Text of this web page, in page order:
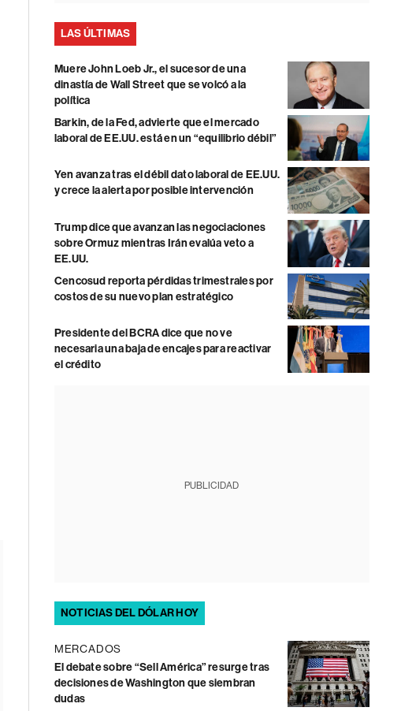
LAS ÚLTIMAS
Muere John Loeb Jr., el sucesor de una
dinastía de Wall Street que se volcó a la
política
Barkin, de la Fed, advierte que el mercado
laboral de EE.UU. está en un “equilibrio débil”
Yen avanza tras el débil dato laboral de EE.UU.
y crece la alerta por posible intervención
Trump dice que avanzan las negociaciones
sobre Ormuz mientras Irán evalúa veto a
EE.UU.
Cencosud reporta pérdidas trimestrales por
costos de su nuevo plan estratégico
Presidente del BCRA dice que no ve
necesaria una baja de encajes para reactivar
el crédito
PUBLICIDAD
NOTICIAS DEL DÓLAR HOY
MERCADOS
El debate sobre “Sell América” resurge tras
decisiones de Washington que siembran
dudas